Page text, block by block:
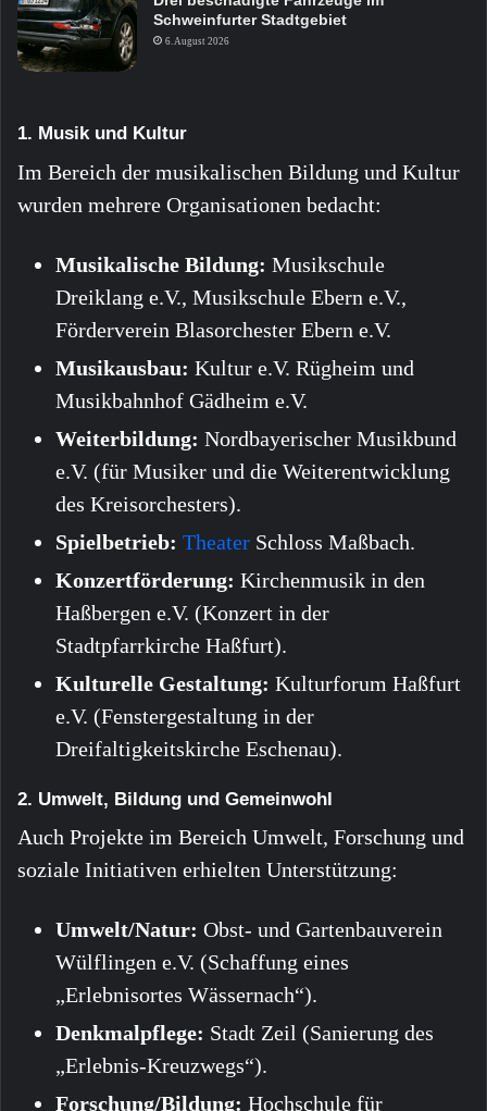
Schweinfurter Stadtgebiet
6. August 2026
1. Musik und Kultur
Im Bereich der musikalischen Bildung und Kultur
wurden mehrere Organisationen bedacht:
Musikalische Bildung: Musikschule
Dreiklang e.V., Musikschule Ebern e.V.,
Förderverein Blasorchester Ebern e.V.
Musikausbau: Kultur e.V. Rügheim und
Musikbahnhof Gädheim e.V.
Weiterbildung: Nordbayerischer Musikbund
e.V. (für Musiker und die Weiterentwicklung
des Kreisorchesters).
Spielbetrieb: Theater Schloss Maßbach.
Konzertförderung: Kirchenmusik in den
Haßbergen e.V. (Konzert in der
Stadtpfarrkirche Haßfurt).
Kulturelle Gestaltung: Kulturforum Haßfurt
e.V. (Fenstergestaltung in der
Dreifaltigkeitskirche Eschenau).
2. Umwelt, Bildung und Gemeinwohl
Auch Projekte im Bereich Umwelt, Forschung und
soziale Initiativen erhielten Unterstützung:
Umwelt/Natur: Obst- und Gartenbauverein
Wülflingen e.V. (Schaffung eines
„Erlebnisortes Wässernach“).
Denkmalpflege: Stadt Zeil (Sanierung des
„Erlebnis-Kreuzwegs“).
Forschung/Bildung: Hochschule für